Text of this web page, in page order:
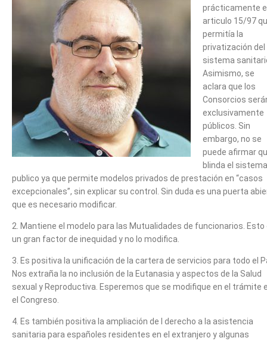
prácticamente
articulo 15/97
permitía la
privatización del
sistema
Asimismo, se
aclara que los
Consorcios
exclusivamente
públicos. Sin
embargo, no se
puede afirmar
blinda el sistema
publico ya que permite modelos privados de prestación en “casos
excepcionales”, sin explicar su control. Sin duda es una puerta
que es necesario modificar.
2. Mantiene el modelo para las Mutualidades de funcionarios. Esto
un gran factor de inequidad y no lo modifica.
3. Es positiva la unificación de la cartera de servicios para todo el
Nos extraña la no inclusión de la Eutanasia y aspectos de la Salud
sexual y Reproductiva. Esperemos que se modifique en el trámite
el Congreso.
4. Es también positiva la ampliación de l derecho a la asistencia
sanitaria para españoles residentes en el extranjero y algunas